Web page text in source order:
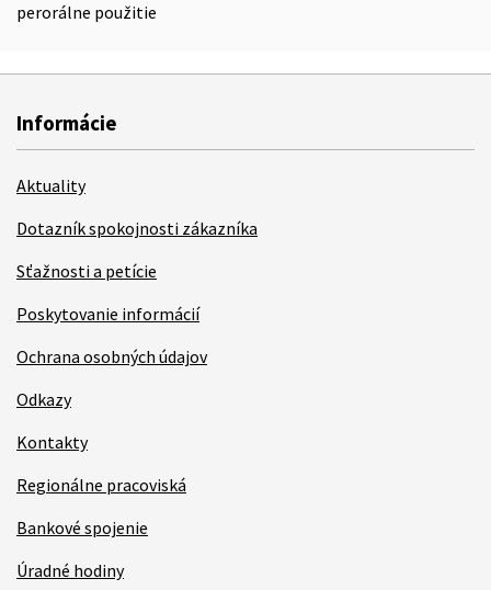
perorálne použitie
Informácie
Aktuality
Dotazník spokojnosti zákazníka
Sťažnosti a petície
Poskytovanie informácií
Ochrana osobných údajov
Odkazy
Kontakty
Regionálne pracoviská
Bankové spojenie
Úradné hodiny